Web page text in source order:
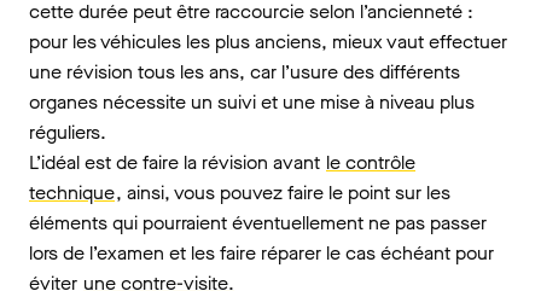
cette durée peut être raccourcie selon l’ancienneté :
pour les véhicules les plus anciens, mieux vaut effectuer
une révision tous les ans, car l’usure des différents
organes nécessite un suivi et une mise à niveau plus
réguliers.
L’idéal est de faire la révision avant le contrôle
technique, ainsi, vous pouvez faire le point sur les
éléments qui pourraient éventuellement ne pas passer
lors de l’examen et les faire réparer le cas échéant pour
éviter une contre-visite.